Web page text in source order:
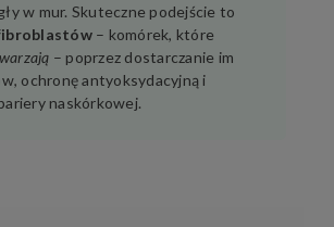
w mur. Skuteczne podejście to
– komórek, które
– poprzez dostarczanie im
ochronę antyoksydacyjną i
naskórkowej.